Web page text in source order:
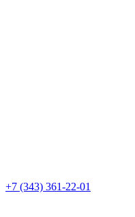
+7 (343) 361-22-01